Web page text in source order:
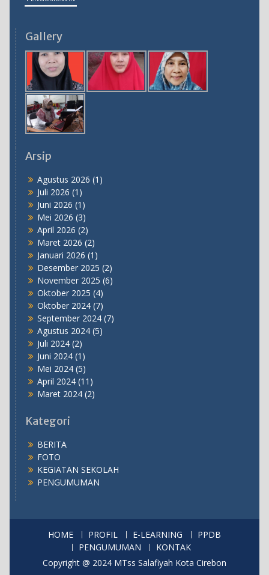
Hari Sumpah Pemuda ke-96 dengan Khidmat
28 Oktober 2024
Gallery
Arsip
Agustus 2026 (1)
Juli 2026 (1)
Juni 2026 (1)
Mei 2026 (3)
April 2026 (2)
Maret 2026 (2)
Januari 2026 (1)
Desember 2025 (2)
November 2025 (6)
Oktober 2025 (4)
Oktober 2024(7)
September 2024(7)
Agustus 2024(5)
Juli 2024(2)
Juni 2024(1)
Mei 2024(5)
April 2024(11)
Maret 2024(2)
Kategori
BERITA
FOTO
KEGIATAN SEKOLAH
PENGUMUMAN
HOME PROFIL E-LEARNING
PPDB
PENGUMUMAN
KONTAK
Copyright @ 2024 MTss Salafiyah Kota Cirebon